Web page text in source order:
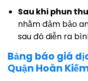
Sau khi phun
nhằm đảm bảo
sau đó diễn ra
Bảng báo giá
Quận Hoàn